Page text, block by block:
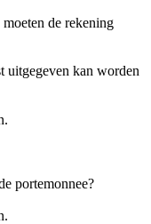
de rekening
uitgegeven kan worden
portemonnee?